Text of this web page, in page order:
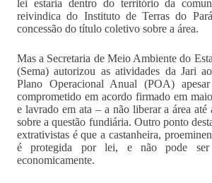
lei estaria dentro do território da
reivindica do Instituto de Terras do
concessão do título coletivo sobre a área.
Mas a Secretaria de Meio Ambiente do
(Sema) autorizou as atividades da Jari
Plano Operacional Anual (POA)
comprometido em acordo firmado em
e lavrado em ata – a não liberar a área até
sobre a questão fundiária. Outro ponto
extrativistas é que a castanheira,
é protegida por lei, e não pode ser
economicamente.